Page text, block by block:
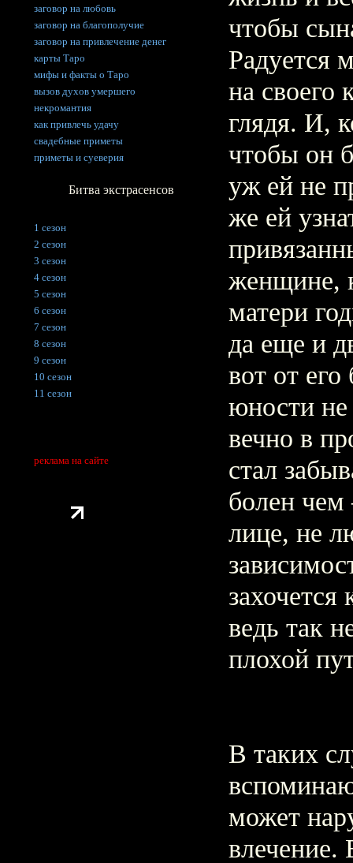
чтобы
Радуется
на своего
глядя. И,
чтобы он
уж ей не
же ей
женщине,
матери
да еще и
вот от его
юности не
вечно в
стал
болен чем
лице, не
захочется
ведь так
плохой
В таких
может
влечение.
заговор на любовь
заговор на благополучие
заговор на привлечение денег
карты Таро
мифы и факты о Таро
вызов духов умершего
некромантия
как привлечь удачу
свадебные приметы
приметы и суеверия
Битва экстрасенсов
1 сезон
2 сезон
3 сезон
4 сезон
5 сезон
6 сезон
7 сезон
8 сезон
9 сезон
10 сезон
11 сезон
реклама на сайте